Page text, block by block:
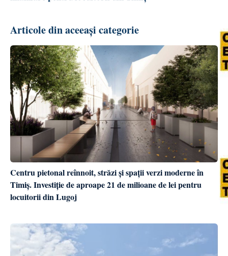
Articole din aceeași categorie
Centru pietonal reînnoit, străzi și spații verzi moderne în
Timiș. Investiție de aproape 21 de milioane de lei pentru
locuitorii din Lugoj